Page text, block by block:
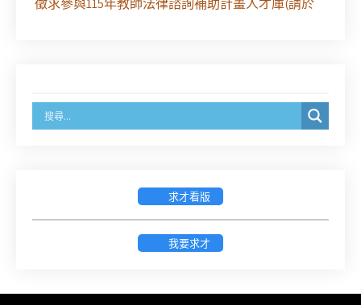
臺灣新北地方法院115年第2次約聘辯護人公開甄選
徵詢有意願擔任臺南市115年度國民中小學法治教育
入校扎根計畫講師之會員(8/14前線上表單登記)
（8/17截止報名，額滿提前截止，實體＋線上同
求才看版
我要求才